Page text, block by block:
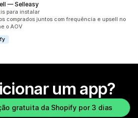
— Selleasy
todo
para instalar
comprados juntos com frequência e upsell no
o AOV
um app?
gratuita da Shopify por 3 dias